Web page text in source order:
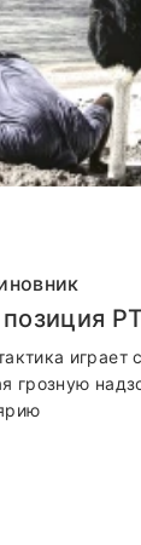
играет
грозную